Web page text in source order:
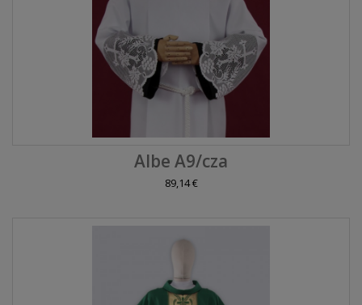
Albe A9/cza
89,14 €